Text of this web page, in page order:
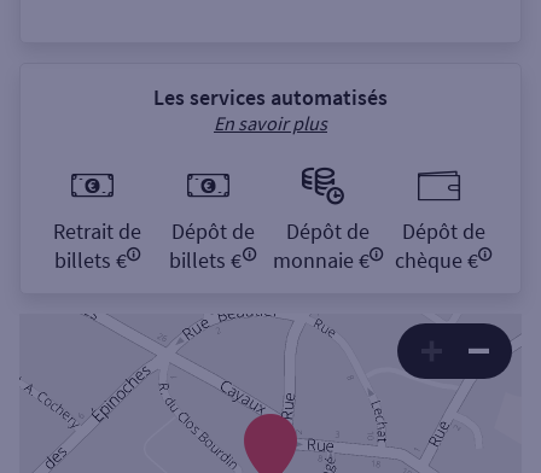
Les services automatisés
En savoir plus
Retrait de
billets €
Dépôt de
billets €
Dépôt de
monnaie €
Dépôt de
chèque €